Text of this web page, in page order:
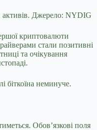
активів. Джерело: NYDIG
криптовалюти
стали позитивні
та очікування
біткоїна неминуче.
Обов’язкові поля